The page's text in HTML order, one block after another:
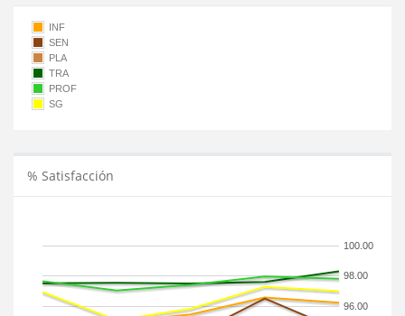
INF
SEN
PLA
TRA
PROF
SG
% Satisfacción
96.00
98.00
100.00